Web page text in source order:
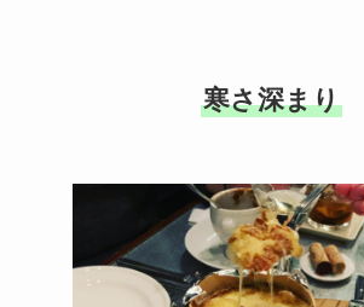
寒さ深まり